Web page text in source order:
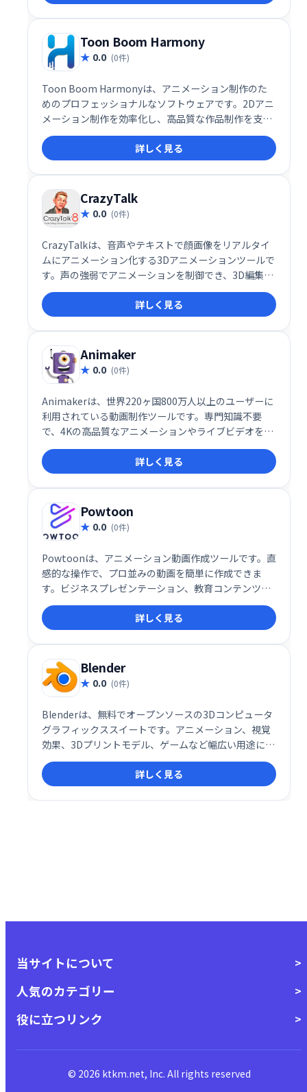
Toon Boom Harmony
0.0 (0件)
Toon Boom Harmonyは、アニメーション制作のた
めのプロフェッショナルなソフトウェアです。2Dアニ
メーション制作を効率化し、高品質な作品制作を支援
します。豊富な機能と直感的なインターフェースによ
り、初心者からプロまで幅広く活用できます。
詳しく見る
CrazyTalk
0.0 (0件)
CrazyTalkは、音声やテキストで顔画像をリアルタイ
ムにアニメーション化する3Dアニメーションツールで
す。声の強弱でアニメーションを制御でき、3D編集や
筋肉の動きも細かく調整可能です。直感的な操作で、
動画制作や表現の可能性を大きく広げます。
詳しく見る
Animaker
0.0 (0件)
Animakerは、世界220ヶ国800万人以上のユーザーに
利用されている動画制作ツールです。専門知識不要
で、4Kの高品質なアニメーションやライブビデオを簡
単に作成できます。オンボーディング、マーケティン
グ、ブランディングなど、様々な用途に対応し、数分
でプロフェッショナルな動画制作を実現。
詳しく見る
Powtoon
0.0 (0件)
Powtoonは、アニメーション動画作成ツールです。直
感的な操作で、プロ並みの動画を簡単に作成できま
す。ビジネスプレゼンテーション、教育コンテンツ、
マーケティング動画など、様々な用途に活用できま
す。テンプレートや素材も豊富に用意されているの
で、初心者でもすぐに始められます。魅力的な動画
で、あなたのメッセージを効果的に伝えましょう。
詳しく見る
Blender
0.0 (0件)
Blenderは、無料でオープンソースの3Dコンピュータ
グラフィックススイートです。アニメーション、視覚
効果、3Dプリントモデル、ゲームなど幅広い用途に対
応する豊富な機能を備えています。アーティスト、科
学者、学生など、世界中の専門家によって開発され、
直感的な操作性も魅力です。
詳しく見る
当サイトについて
人気のカテゴリー
役に立つリンク
© 2026 ktkm.net, Inc. All rights reserved